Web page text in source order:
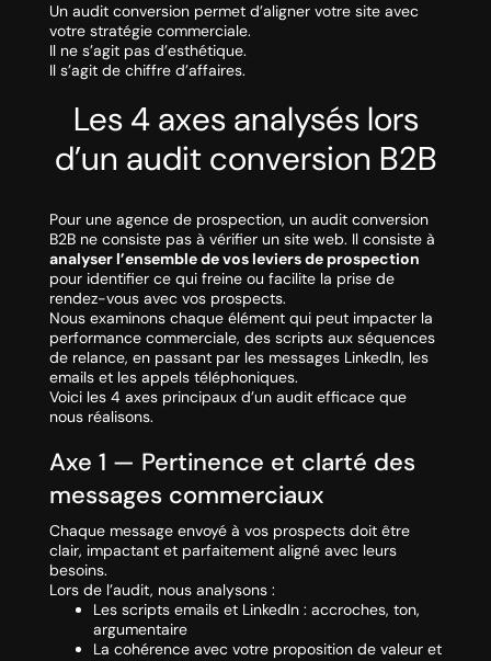
Un audit conversion permet d’aligner votre site avec
votre stratégie commerciale.
Il ne s’agit pas d’esthétique.
Il s’agit de chiffre d’affaires.
Les 4 axes analysés lors
d’un audit conversion B2B
Pour une agence de prospection, un audit conversion
B2B ne consiste pas à vérifier un site web. Il consiste à
analyser l’ensemble de vos leviers de prospection
pour identifier ce qui freine ou facilite la prise de
rendez-vous avec vos prospects.
Nous examinons chaque élément qui peut impacter la
performance commerciale, des scripts aux séquences
de relance, en passant par les messages LinkedIn, les
emails et les appels téléphoniques.
Voici les 4 axes principaux d’un audit efficace que
nous réalisons.
Axe 1 — Pertinence et clarté des
messages commerciaux
Chaque message envoyé à vos prospects doit être
clair, impactant et parfaitement aligné avec leurs
besoins.
Lors de l’audit, nous analysons :
Les scripts emails et LinkedIn : accroches, ton,
argumentaire
La cohérence avec votre proposition de valeur et